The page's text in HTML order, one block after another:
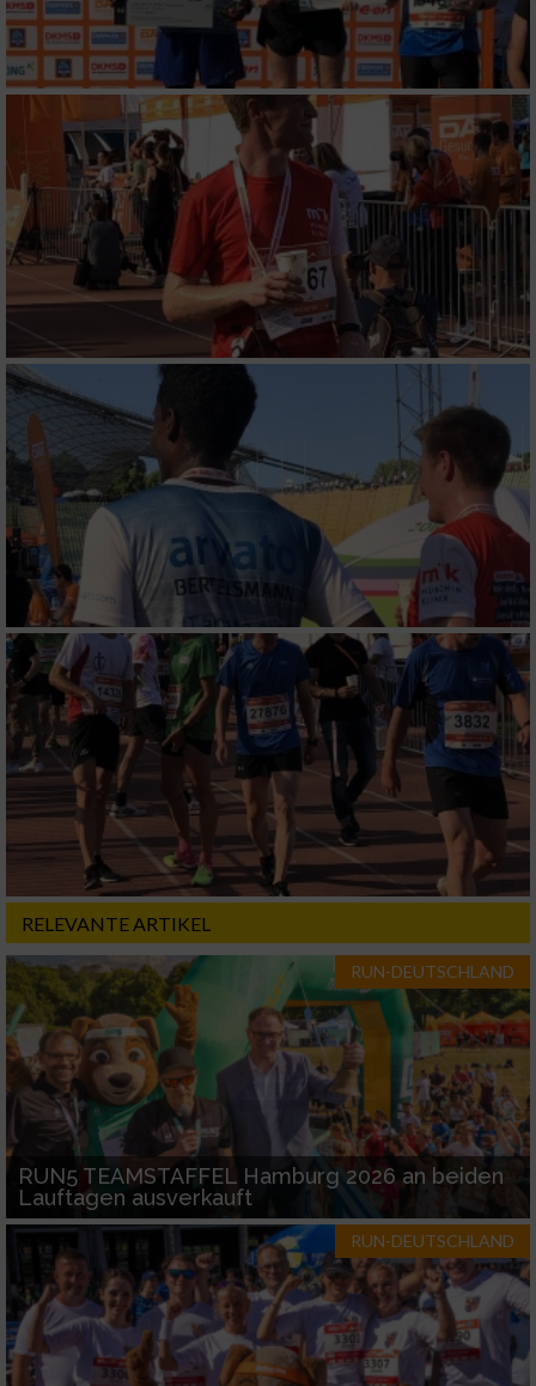
RELEVANTE ARTIKEL
RUN-DEUTSCHLAND
RUN5 TEAMSTAFFEL Hamburg 2026 an beiden
Lauftagen ausverkauft
RUN-DEUTSCHLAND
oder Kombinationen von Daten aus
verschiedenen Quellen
Entwicklung und Verbesserung der Angebote
Verwendung reduzierter Daten zur Auswahl
von Inhalten
IAB-Besonderheiten:
Verwendung genauer Standortdaten
Geräte anhand von aktiv angeforderten
Informationen identifizieren
Nicht-IAB-Verarbeitungszwecke:
Notwendig
Performance
Funktional
Werbung